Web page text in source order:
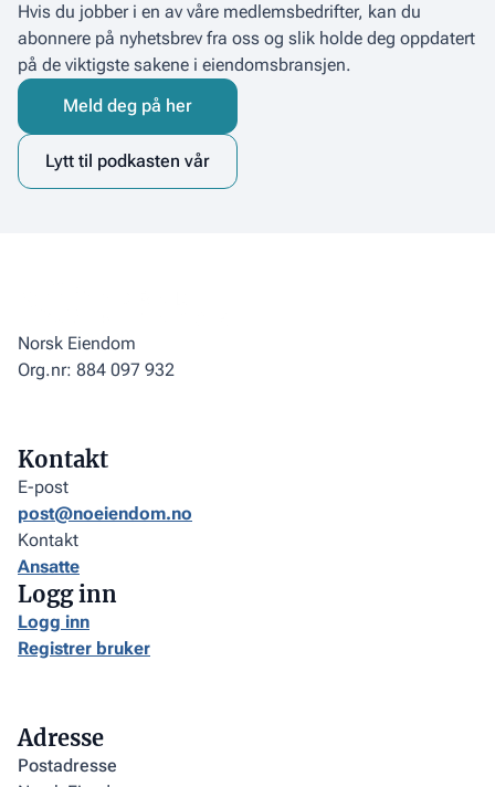
Hvis du jobber i en av våre medlemsbedrifter, kan du
abonnere på nyhetsbrev fra oss og slik holde deg oppdatert
på de viktigste sakene i eiendomsbransjen.
Meld deg på her
Lytt til podkasten vår
Norsk Eiendom
Org.nr: 884 097 932
Kontakt
E-post
post@noeiendom.no
Kontakt
Ansatte
Logg inn
Logg inn
Registrer bruker
Adresse
Postadresse